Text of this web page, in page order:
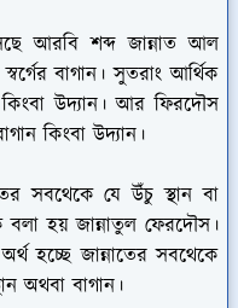
আরবি শব্দ জান্নাত আল
বাগান। সুতরাং আর্থিক
কিংবা উদ্যান। আর ফিরদৌস
কিংবা উদ্যান।
সবথেকে যে উঁচু স্থান বা
বলা হয় জান্নাতুল ফেরদৌস।
হচ্ছে জান্নাতের সবথেকে
অথবা বাগান।